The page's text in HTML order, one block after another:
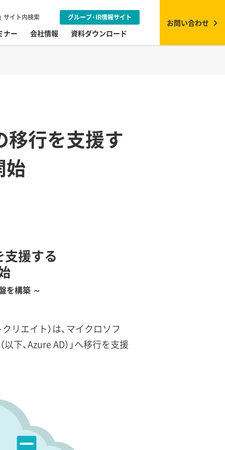
ナー 会社情報 資料ダウンロード
サイト内検索 グループ・IR情報サイト
お問い合わせ
移行を支援す
始
援する
を構築 ～
リエイト）は、マイクロソフ
、Azure AD）」へ移行を支援